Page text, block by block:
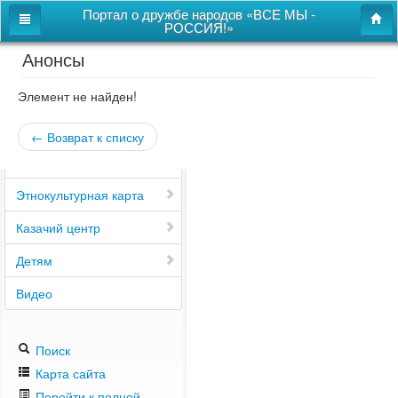
Портал о дружбе народов «ВСЕ МЫ -
РОССИЯ!»
Главная
Дом дружбы народов
Новости
Этнокультурная карта
Казачий центр
Детям
Видео
Поиск
Карта сайта
Анонсы
Элемент не найден!
← Возврат к списку